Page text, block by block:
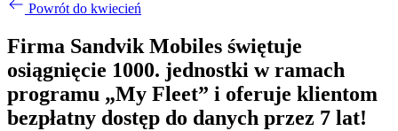
Powrót do kwiecień
Firma Sandvik Mobiles świętuje
osiągnięcie 1000. jednostki w ramach
programu „My Fleet” i oferuje klientom
bezpłatny dostęp do danych przez 7 lat!